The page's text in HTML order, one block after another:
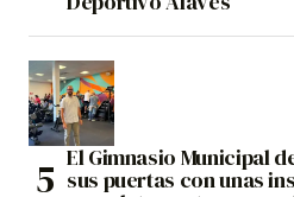
El Gimnasio Municipal
sus puertas con unas